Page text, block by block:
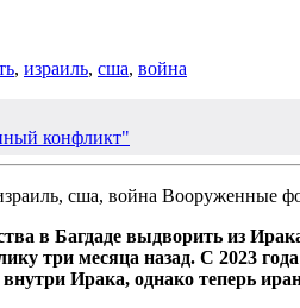
, израиль, сша, война
конфликт"
Вооруженные
в Багдаде выдворить из
три месяца назад. С 2023
Ирака, однако теперь